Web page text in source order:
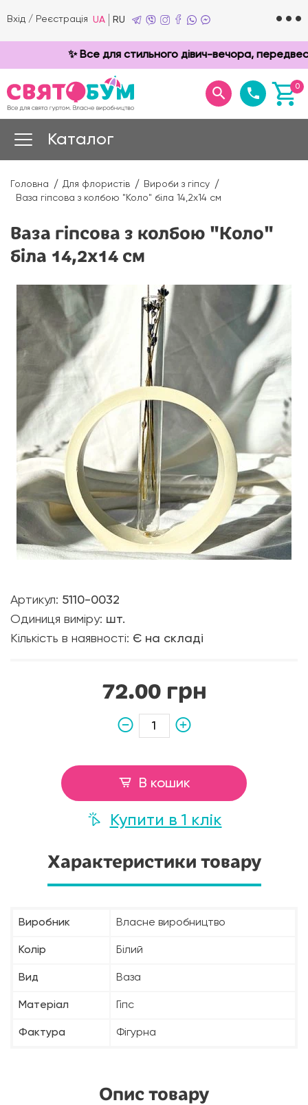
Вхід / Реєстрація UA RU
✨ Все для стильного дівич-вечора,
0
Каталог
Головна Для флористів
Вироби з гіпсу
Ваза гіпсова з колбою "Коло" біла 14,2х14 см
Ваза гіпсова з колбою "Коло"
біла 14,2х14 см
Артикул: 5110-0032
Одиниця виміру: шт.
Кількість в наявності: Є на складі
72.00 грн
В кошик
Купити в 1 клік
Характеристики товару
Виробник Власне виробництво
Колір Білий
Вид Ваза
Матеріал Гіпс
Фактура Фігурна
Опис товару